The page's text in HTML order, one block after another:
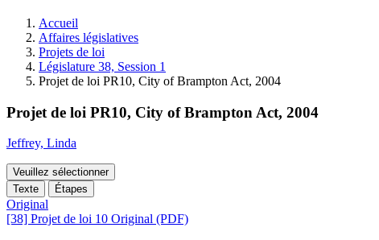
l'Assemblée
législative.
Accueil
Affaires législatives
Projets de loi
Législature 38, Session 1
Projet de loi PR10, City of Brampton Act, 2004
Projet de loi PR10, City of Brampton Act, 2004
Jeffrey, Linda
Veuillez sélectionner
Texte
Étapes
Original
[38] Projet de loi 10 Original (PDF)